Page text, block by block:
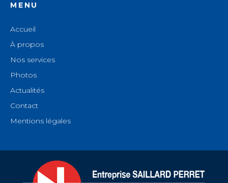
MENU
Accueil
À propos
Nos services
Photos
Actualités
Contact
Mentions légales